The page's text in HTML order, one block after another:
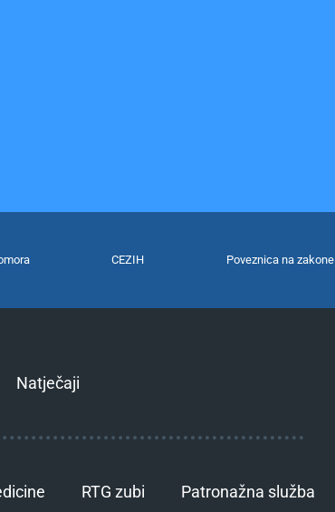
CEZIH Poveznica na zakone
Natječaji
RTG zubi Patronažna služba